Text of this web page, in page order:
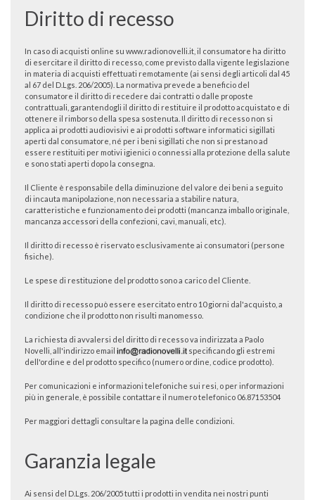
Diritto di recesso
In caso di acquisti online su www.radionovelli.it, il consumatore ha diritto
di esercitare il diritto di recesso, come previsto dalla vigente legislazione
in materia di acquisti effettuati remotamente (ai sensi degli articoli dal 45
al 67 del D.Lgs. 206/2005). La normativa prevede a beneficio del
consumatore il diritto di recedere dai contratti o dalle proposte
contrattuali, garantendogli il diritto di restituire il prodotto acquistato e di
ottenere il rimborso della spesa sostenuta. Il diritto di recesso non si
applica ai prodotti audiovisivi e ai prodotti software informatici sigillati
aperti dal consumatore, né per i beni sigillati che non si prestano ad
essere restituiti per motivi igienici o connessi alla protezione della salute
e sono stati aperti dopo la consegna.
Il Cliente è responsabile della diminuzione del valore dei beni a seguito
di incauta manipolazione, non necessaria a stabilire natura,
caratteristiche e funzionamento dei prodotti (mancanza imballo originale,
mancanza accessori della confezioni, cavi, manuali, etc).
Il diritto di recesso è riservato esclusivamente ai consumatori (persone
fisiche).
Le spese di restituzione del prodotto sono a carico del Cliente.
Il diritto di recesso può essere esercitato entro 10 giorni dal'acquisto, a
condizione che il prodotto non risulti manomesso.
La richiesta di avvalersi del diritto di recesso va indirizzata a Paolo
Novelli, all'indirizzo email
specificando gli estremi
dell'ordine e del prodotto specifico (numero ordine, codice prodotto).
Per comunicazioni e informazioni telefoniche sui resi, o per informazioni
più in generale, è possibile contattare il numero telefonico 06.87153504
Per maggiori dettagli consultare la pagina delle condizioni
Garanzia legale
Ai sensi del D.Lgs. 206/2005 tutti i prodotti in vendita nei nostri punti